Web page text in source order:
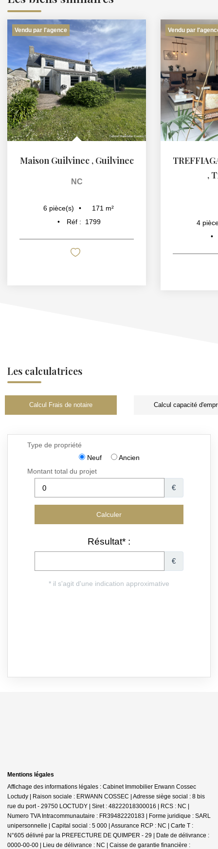
Vendu par l'agence
Maison Guilvinec , Guilvinec
NC
6 pièce(s) 171 m²
Réf :
1799
Vendu par
,
4
Les calculatrices
Calcul Frais de notaire Calcul capacité
Mentions légales
Affichage des informations légales : Cabinet Immobilier Erwann Cossec
Loctudy | Raison sociale : ERWANN COSSEC | Adresse siège social : 8 bis
rue du port - 29750 LOCTUDY | Siret : 48222018300016 | RCS : NC |
Numero TVA Intracommunautaire : FR39482220183 | Forme juridique : SARL
unipersonnelle | Capital social : 5 000 | Assurance RCP : NC | Carte T :
N°605 délivré par la PREFECTURE DE QUIMPER - 29 | Date de délivrance :
0000-00-00 | Lieu de délivrance : NC | Caisse de garantie financière :